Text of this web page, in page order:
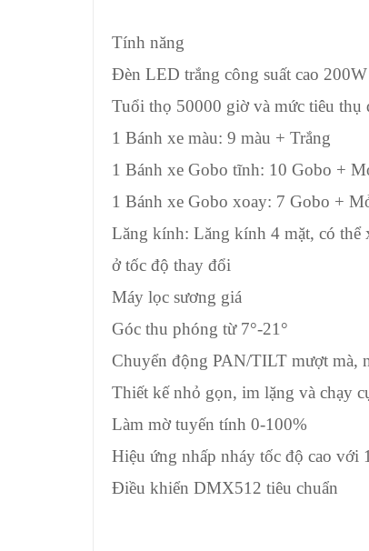
Tính năng
Đèn LED trắng công suất cao 200W
Tuổi thọ 50000 giờ và mức tiêu thụ
1 Bánh xe màu: 9 màu + Trắng
1 Bánh xe Gobo tĩnh: 10 Gobo +
1 Bánh xe Gobo xoay: 7 Gobo +
Lăng kính: Lăng kính 4 mặt, có thể
ở tốc độ thay đổi
Máy lọc sương giá
Góc thu phóng từ 7°-21°
Chuyển động PAN/TILT mượt mà,
Thiết kế nhỏ gọn, im lặng và chạy
Làm mờ tuyến tính 0-100%
Hiệu ứng nhấp nháy tốc độ cao với
Điều khiển DMX512 tiêu chuẩn